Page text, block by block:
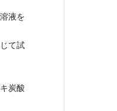
液を
て試
炭酸